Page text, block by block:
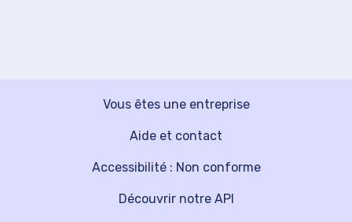
Vous êtes une entreprise
Découvrir notre API
Aide et contact
Accessibilité : Non conforme